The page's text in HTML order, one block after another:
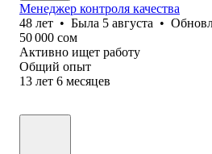
Менеджер контроля качества
48 лет • Была 5 августа •
50 000 сом
Активно ищет работу
Общий опыт
13 лет 6 месяцев